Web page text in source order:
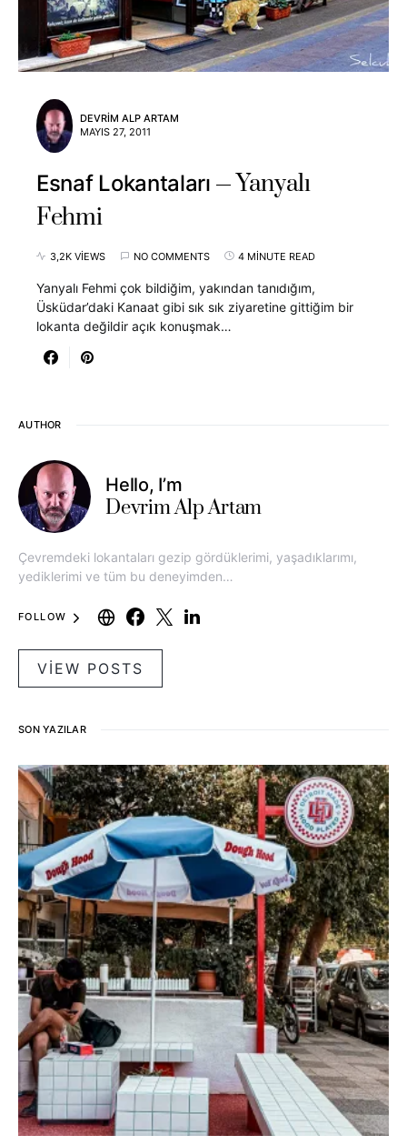
DEVRIM ALP ARTAM
MAYIS 27, 2011
Esnaf Lokantaları
Yanyalı
Fehmi
3,2K VIEWS NO COMMENTS 4 MINUTE READ
Yanyalı Fehmi çok bildiğim, yakından tanıdığım,
Üsküdar’daki Kanaat gibi sık sık ziyaretine gittiğim bir
lokanta değildir açık konuşmak…
AUTHOR
Hello, I’m
Devrim Alp Artam
Çevremdeki lokantaları gezip gördüklerimi, yaşadıklarımı,
yediklerimi ve tüm bu deneyimden…
FOLLOW
VIEW POSTS
SON YAZILAR